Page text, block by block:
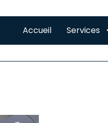
Accueil Services